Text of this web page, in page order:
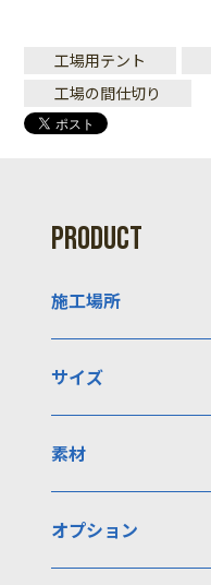
工場用テント
工場の間仕切り
PRODUCT
施工場所
サイズ
素材
オプション